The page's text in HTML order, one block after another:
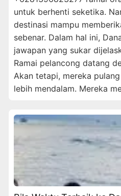
untuk berhenti seketika.
destinasi mampu
sebenar. Dalam hal ini,
jawapan yang sukar
Ramai pelancong datang
Akan tetapi, mereka
lebih mendalam. Mereka